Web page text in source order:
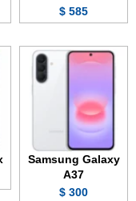
585 $
Samsung Galaxy
A37
300 $